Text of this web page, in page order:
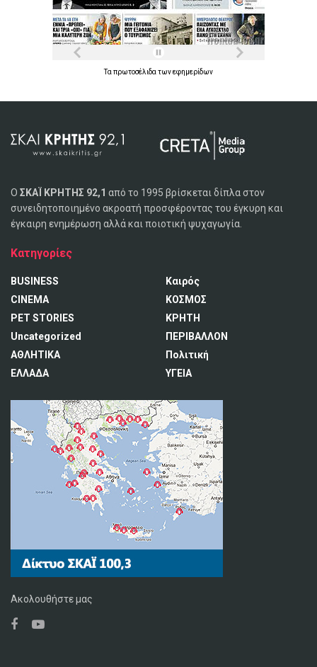
Τα πρωτοσέλιδα τωνεφημερίδων
Ο ΣΚΑΪ ΚΡΗΤΗΣ 92,1 από το 1995 βρίσκεται δίπλα στον
συνειδητοποιημένο ακροατή προσφέροντας του έγκυρη και
έγκαιρη ενημέρωση αλλά και ποιοτική ψυχαγωγία.
Κατηγορίες
BUSINESS
CINEMA
PET STORIES
Uncategorized
ΑΘΛΗΤΙΚΑ
ΕΛΛΑΔΑ
Καιρός
ΚΟΣΜΟΣ
ΚΡΗΤΗ
ΠΕΡΙΒΑΛΛΟΝ
Πολιτική
ΥΓΕΙΑ
Ακολουθήστε μας